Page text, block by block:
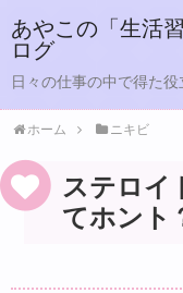
あやこの「生活
ログ
日々の仕事の中で得た
ホーム ニキビ
ステロイ
てホント